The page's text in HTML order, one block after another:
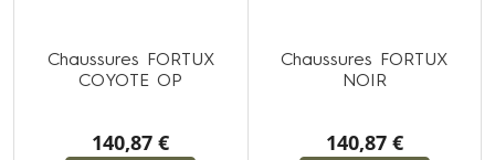
Chaussures FORTUX
COYOTE OP
140,87 €
Chaussures FORTUX
NOIR
140,87 €